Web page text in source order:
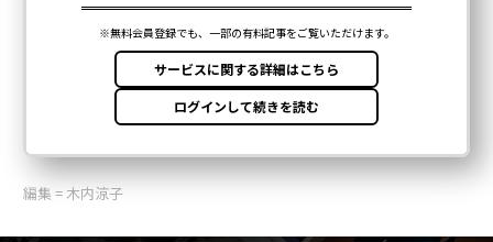
編集 = 木内涼子